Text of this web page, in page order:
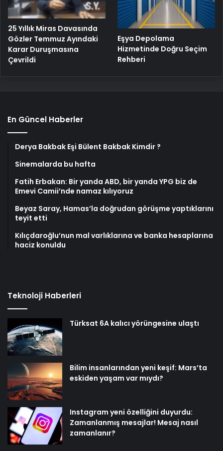
25 Yıllık Miras Davasında
Gözler Temmuz Ayındaki
Karar Duruşmasına
Çevrildi
Eşya Depolama
Hizmetinde Doğru Seçim
Rehberi
En Güncel Haberler
Derya Bakbak Eşi Bülent Bakbak Kimdir ?
Sinemalarda bu hafta
Fatih Erbakan: Bir yanda ABD, bir yanda YPG biz de
Emevi Camii’nde namaz kılıyoruz
Beyaz Saray, Hamas’la doğrudan görüşme yaptıklarını
teyit etti
Kılıçdaroğlu’nun mal varlıklarına ve banka hesaplarına
haciz konuldu
Teknoloji Haberleri
Türksat 6A kalıcı yörüngesine ulaştı
Bilim insanlarından yeni keşif: Mars’ta
eskiden yaşam var mıydı?
Instagram yeni özelliğini duyurdu:
Zamanlanmış mesajlar! Mesaj nasıl
zamanlanır?